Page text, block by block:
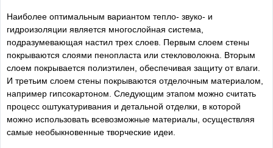
Наиболее оптимальным вариантом тепло- звуко- и
гидроизоляции является многослойная система,
подразумевающая настил трех слоев. Первым слоем стены
покрываются слоями пенопласта или стекловолокна. Вторым
слоем покрывается полиэтилен, обеспечивая защиту от влаги.
И третьим слоем стены покрываются отделочным материалом,
например гипсокартоном. Следующим этапом можно считать
процесс оштукатуривания и детальной отделки, в которой
можно использовать всевозможные материалы, осуществляя
самые необыкновенные творческие идеи.